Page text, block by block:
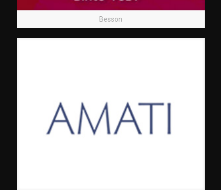
Besson